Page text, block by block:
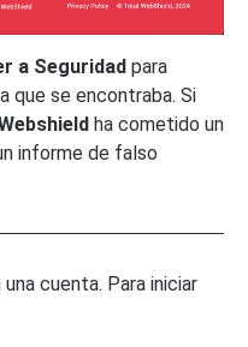
a Seguridad para
que se encontraba. Si
ha cometido un
informe de falso
cuenta. Para iniciar